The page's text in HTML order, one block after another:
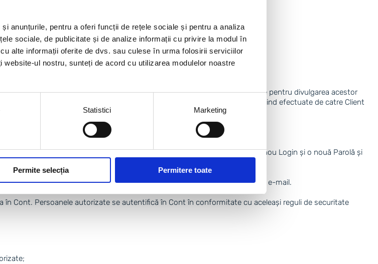
anunțurile, pentru a oferi funcții de rețele sociale și pentru a analiza
sociale, de publicitate și de analize informații cu privire la modul în
alte informații oferite de dvs. sau culese în urma folosirii serviciilor
ul nostru, sunteți de acord cu utilizarea modulelor noastre
Statistici Marketing
Permite selecția Permitere toate
unui e-mail la AEC, conținând Parola și Login-ul pentru Cont.
prevederilor acestori Termeni si Conditii.
la vedere sau neprotejate Login-ul și Parola și poartă întreaga răspundere pentru divulgarea acestor
în Cont de către persoane neautorizate, acțiuni care vor fi considerate ca fiind efectuate de catre Client
la NTC sau AEC și despre orice nereguli în funcționarea Site-ului.
iar Telecredit va adopta măsurile considerate necesare, va putea aloca un nou Login și o nouă Parolă și
sau disfuncționalități ale acestuia, despre care Clientul va fi informat prin e-mail.
Cont. Persoanele autorizate se autentifică în Cont în conformitate cu aceleași reguli de securitate